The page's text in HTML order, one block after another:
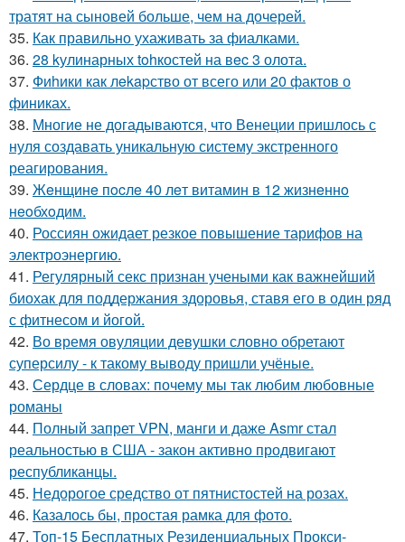
тратят на сыновей больше, чем на дочерей.
35. Как правильно ухаживать за фиалками.
36. 28 kулинарных tohкостей на вec 3 олота.
37. Фиhики как лekapство от всего или 20 фактов о
финиках.
38. Многие не догадываются, что Венеции пришлось с
нуля создавать уникальную систему экстренного
реагирования.
39. Жeнщинe пocлe 40 лeт витамин в 12 жизнeннo
нeoбхoдим.
40. Россиян ожидает резкое повышение тарифов на
электроэнергию.
41. Регулярный секс признан учеными как важнейший
биохак для поддержания здоровья, ставя его в один ряд
с фитнесом и йогой.
42. Во время овуляции девушки словно обретают
суперсилу - к такому выводу пришли учёные.
43. Сердце в словах: почему мы так любим любовные
романы
44. Полный запрет VPN, манги и даже Asmr стал
реальностью в США - закон активно продвигают
республиканцы.
45. Недорогое средство от пятнистостей на розах.
46. Казалось бы, простая рамка для фото.
47. Топ-15 Бесплатных Резиденциальных Прокси-